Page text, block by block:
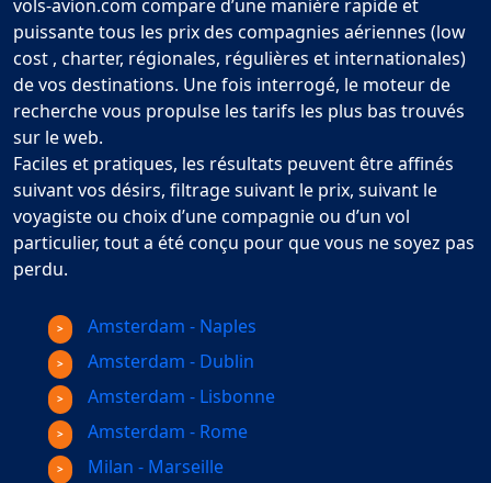
vols-avion.com compare d’une manière rapide et
puissante tous les prix des compagnies aériennes (low
cost , charter, régionales, régulières et internationales)
de vos destinations. Une fois interrogé, le moteur de
recherche vous propulse les tarifs les plus bas trouvés
sur le web.
Faciles et pratiques, les résultats peuvent être affinés
suivant vos désirs, filtrage suivant le prix, suivant le
voyagiste ou choix d’une compagnie ou d’un vol
particulier, tout a été conçu pour que vous ne soyez pas
perdu.
Amsterdam - Naples
Amsterdam - Dublin
Amsterdam - Lisbonne
Amsterdam - Rome
Milan - Marseille